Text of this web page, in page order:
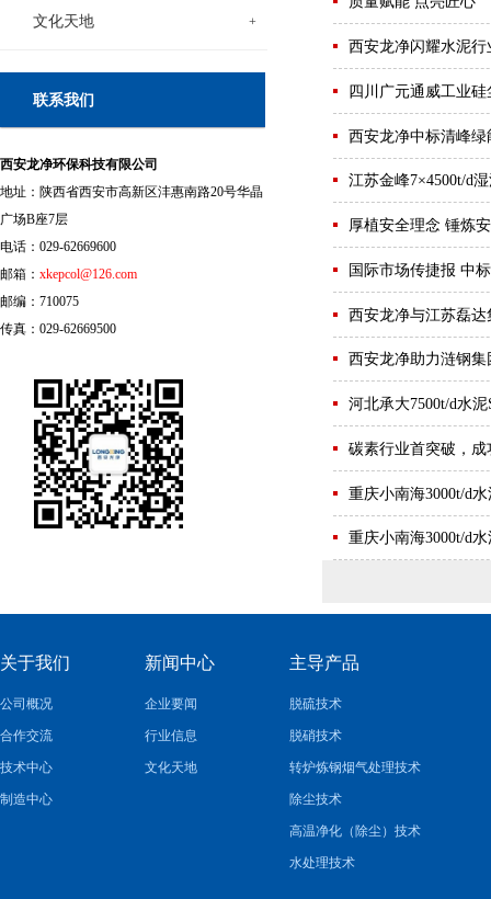
文化天地 +
联系我们
西安龙净环保科技有限公司
地址：陕西省西安市高新区沣惠南路20号华晶
广场B座7层
电话：029-62669600
邮箱： xkepcol@126.com
邮编：710075
传真：029-62669500
西安龙净闪耀水泥
四川广元通威工业
西安龙净中标清峰
江苏金峰7×4500t/d
厚植安全理念 锤炼
国际市场传捷报 中
西安龙净与江苏磊达
西安龙净助力涟钢
河北承大7500t/d水
碳素行业首突破，
重庆小南海3000t/d
重庆小南海3000t/d
关于我们
公司概况
合作交流
技术中心
制造中心
新闻中心
企业要闻
行业信息
文化天地
主导产品
脱硫技术
脱硝技术
转炉炼钢烟气处理技术
除尘技术
高温净化（除尘）技术
水处理技术